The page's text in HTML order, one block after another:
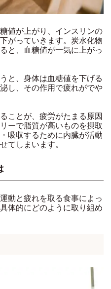
値が上がり、インスリンの
がっていきます。炭水化物
と、血糖値が一気に上がっ
と、身体は血糖値を下げる
し、その作用で疲れがでや
ことが、疲労がたまる原因
ーで脂質が高いものを摂取
吸収するために内臓が活動
てしまいます。
動と疲れを取る食事によっ
体的にどのように取り組め